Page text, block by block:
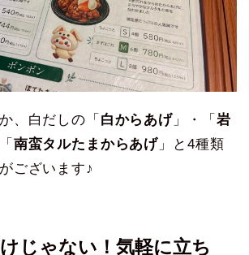
、白だしの「 白からあげ」・「 岩
南蛮タルたまからあげ 」と4種類
ございます♪
じゃない！気軽に立ち